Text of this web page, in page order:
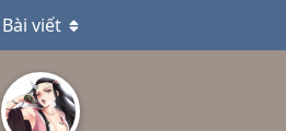
Bài viết